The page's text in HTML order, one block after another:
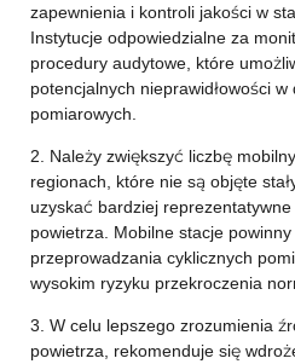
zapewnienia i kontroli jakości w
Instytucje odpowiedzialne za
procedury audytowe, które
potencjalnych nieprawidłowości w
pomiarowych.
2. Należy zwiększyć liczbę
regionach, które nie są objęte
uzyskać bardziej
powietrza. Mobilne stacje
przeprowadzania cyklicznych
wysokim ryzyku przekroczenia
3. W celu lepszego zrozumienia
powietrza, rekomenduje się